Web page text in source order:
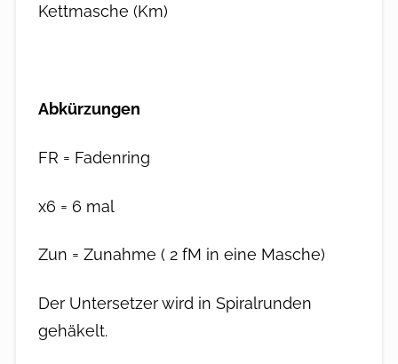
Kettmasche (Km)
Abkürzungen
FR = Fadenring
x6 = 6 mal
Zun = Zunahme ( 2 fM in eine Masche)
Der Untersetzer wird in Spiralrunden
gehäkelt.